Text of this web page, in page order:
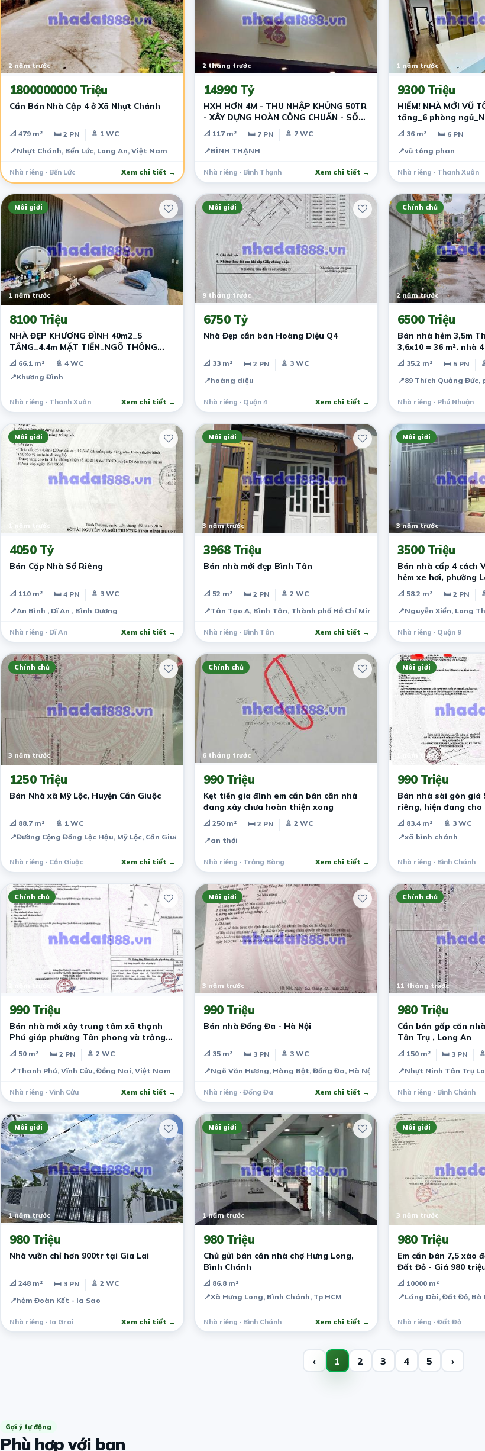
2 năm trước
1800000000 Triệu
Cần Bán Nhà Cập 4 ở Xã Nhựt Chánh
📐 479 m² 🛏 2 PN
🚿 1 WC
📍Nhựt Chánh, Bến Lức, Long An, Việt Nam
Nhà riêng · Bến Lức Xem chi tiết →
2 tháng trước
14990 Tỷ
HXH HƠN 4M - THU NHẬP KHỦNG 50TR
- XÂY DỰNG HOÀN CÔNG CHUẨN - SỔ
MỚI TINH.
📐 117 m² 🛏 7 PN
🚿 7 WC
📍BÌNH THẠNH
Nhà riêng · Bình Thạnh Xem chi tiết →
1 năm trước
9300 Triệu
HIẾM! NHÀ MỚI VŨ
tầng_6 phòng
THÔNG_9,3 tỷ
📐 36 m²
🛏 6 PN
📍vũ tông phan
Nhà riêng · Thanh Xuân
Môi giới
1 năm trước
8100 Triệu
NHÀ ĐẸP KHƯƠNG ĐÌNH 40m2_5
TẦNG_4.4m MẶT TIỀN_NGÕ THÔNG
RỘNG 8.1 TỶ
📐 66.1 m²
🚿 4 WC
📍Khương Đình
Nhà riêng · Thanh Xuân Xem chi tiết →
Môi giới
9 tháng trước
6750 Tỷ
Nhà Đẹp cần bán Hoàng Diệu Q4
📐 33 m² 🛏 2 PN
🚿 3 WC
📍hoàng diệu
Nhà riêng · Quận 4 Xem chi tiết →
Chính chủ
2 năm trước
6500 Triệu
Bán nhà hẻm 3,5m
3,6x10 = 36 m². nhà
tỷ.
📐 35.2 m² 🛏 5 PN
📍89 Thích Quảng Đức,
Nhà riêng · Phú Nhuận
Môi giới
1 năm trước
4050 Tỷ
Bán Cặp Nhà Sổ Riêng
📐 110 m² 🛏 4 PN
🚿 3 WC
📍An Bình , Dĩ An , Bình Dương
Nhà riêng · Dĩ An Xem chi tiết →
Môi giới
3 năm trước
3968 Triệu
Bán nhà mới đẹp Bình Tân
📐 52 m² 🛏 2 PN
🚿 2 WC
📍Tân Tạo A, Bình Tân, Thành phố Hồ Chí Minh, Việt Nam
Nhà riêng · Bình Tân Xem chi tiết →
Môi giới
3 năm trước
3500 Triệu
Bán nhà cấp 4 cách
hẻm xe hơi, phường
,Quận 9
📐 58.2 m² 🛏 2 PN
📍Nguyễn Xiển, Long
Nhà riêng · Quận 9
Chính chủ
3 năm trước
1250 Triệu
Bán Nhà xã Mỹ Lộc, Huyện Cần Giuộc
📐 88.7 m²
🚿 1 WC
📍Đường Cộng Đồng Lộc Hậu, Mỹ Lộc, Cần Giuộc, Long An, Việt Nam
Nhà riêng · Cần Giuộc Xem chi tiết →
Chính chủ
6 tháng trước
990 Triệu
Kẹt tiền gia đình em cần bán căn nhà
đang xây chưa hoàn thiện xong
📐 250 m² 🛏 2 PN
🚿 2 WC
📍an thới
Nhà riêng · Trảng Bàng Xem chi tiết →
Môi giới
1 năm trước
990 Triệu
Bán nhà sài gòn giá
riêng, hiện đang
📐 83.4 m²
🚿 3 WC
📍xã bình chánh
Nhà riêng · Bình Chánh
Chính chủ
990 Triệu
Bán nhà mới xây trung tâm xã thạnh
Phú giáp phường Tân phong và trảng
dài
📐 50 m² 🛏 2 PN
🚿 2 WC
📍Thanh Phú, Vĩnh Cửu, Đồng Nai, Việt Nam
Nhà riêng · Vĩnh Cửu Xem chi tiết →
Môi giới
3 năm trước
990 Triệu
Bán nhà Đống Đa - Hà Nội
📐 35 m² 🛏 3 PN
🚿 3 WC
📍Ngõ Văn Hương, Hàng Bột, Đống Đa, Hà Nội, Việt Nam
Nhà riêng · Đống Đa Xem chi tiết →
Chính chủ
11 tháng trước
980 Triệu
Cần bán gấp căn
Tân Trụ , Long An
📐 150 m² 🛏 3 PN
📍Nhựt Ninh Tân Trụ
Nhà riêng · Bình Chánh
Môi giới
1 năm trước
980 Triệu
Nhà vườn chỉ hơn 900tr tại Gia Lai
📐 248 m² 🛏 3 PN
🚿 2 WC
📍hẻm Đoàn Kết - Ia Sao
Nhà riêng · Ia Grai Xem chi tiết →
Môi giới
1 năm trước
980 Triệu
Chủ gửi bán căn nhà chợ Hưng Long,
Bình Chánh
📐 86.8 m²
📍Xã Hưng Long, Bình Chánh, Tp HCM
Nhà riêng · Bình Chánh Xem chi tiết →
Môi giới
3 năm trước
980 Triệu
Em cần bán 7,5 xào
Đất Đỏ - Giá 980
0383023821
📐 10000 m²
📍Láng Dài, Đất Đỏ, Bà
Nhà riêng · Đất Đỏ
‹ 1 2 3 4 5 ›
Gợi ý tự động
Phù hợp với bạn